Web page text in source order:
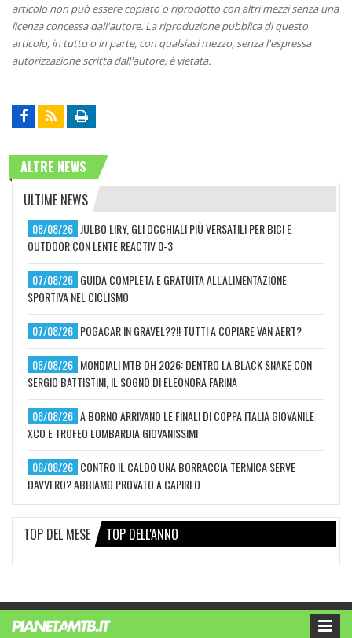
articolo non può essere copiato o riprodotto con altri mezzi senza una
licenza concessa dall'autore. La riproduzione pubblica di questo
articolo, in tutto o in parte, con qualsiasi mezzo, senza l'espressa
autorizzazione scritta dall'autore, è vietata.
ALTRE NEWS
ULTIME NEWS
08/08/26 JULBO LIRY, GLI OCCHIALI PIÙ VERSATILI PER BICI E
OUTDOOR CON LENTE REACTIV 0-3
07/08/26 GUIDA COMPLETA E GRATUITA ALL'ALIMENTAZIONE
SPORTIVA NEL CICLISMO
07/08/26 POGACAR IN GRAVEL??!! TUTTI A COPIARE VAN AERT?
06/08/26 MONDIALI MTB DH 2026: DENTRO LA BLACK SNAKE CON
SERGIO BATTISTINI, IL SOGNO DI ELEONORA FARINA
06/08/26 A BORNO ARRIVANO LE FINALI DI COPPA ITALIA GIOVANILE
XCO E TROFEO LOMBARDIA GIOVANISSIMI
06/08/26 CONTRO IL CALDO UNA BORRACCIA TERMICA SERVE
DAVVERO? ABBIAMO PROVATO A CAPIRLO
TOP DEL MESE TOP DELL'ANNO